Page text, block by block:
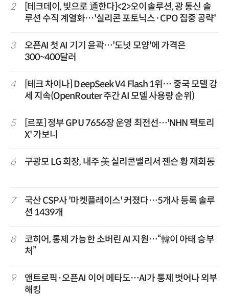
2
[테크데이, 빛으로 通한다]<2>오이솔루션, 광 통신 솔
루션 수직 계열화…'실리콘 포토닉스·CPO 집중 공략'
3
오픈AI 첫 AI 기기 윤곽…'도넛 모양'에 가격은
300~400달러
4
[테크 차이나] DeepSeek V4 Flash 1위… 중국 모델 강
세 지속(OpenRouter 주간 AI 모델 사용량 순위)
5
[르포] 정부 GPU 7656장 운영 최전선…'NHN 팩토리
X' 가보니
6 구광모 LG 회장, 내주 美 실리콘밸리서 젠슨 황 재회동
7
국산 CSP사 '마켓플레이스' 커졌다…5개사 등록 솔루
션 1439개
8
코히어, 통제 가능한 소버린 AI 지원…“韓이 아태 승부
처”
9
앤트로픽·오픈AI 이어 메타도…AI가 통제 벗어나 외부
해킹